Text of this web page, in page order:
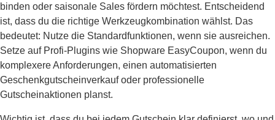
binden oder saisonale Sales fördern möchtest. Entscheidend
ist, dass du die richtige Werkzeugkombination wählst. Das
bedeutet: Nutze die Standardfunktionen, wenn sie ausreichen.
Setze auf Profi-Plugins wie Shopware EasyCoupon, wenn du
komplexere Anforderungen, einen automatisierten
Geschenkgutscheinverkauf oder professionelle
Gutscheinaktionen planst.